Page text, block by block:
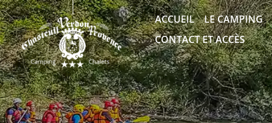
ACCUEIL LE CAMPING
CONTACT ET ACCÈS